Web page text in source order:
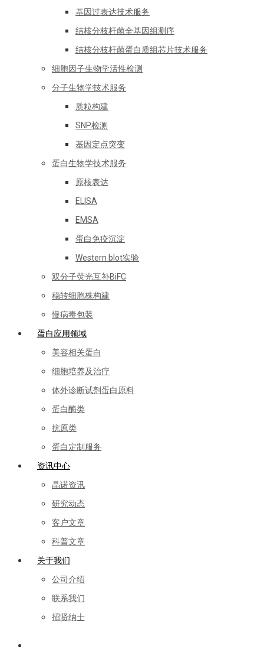
基因过表达技术服务
结核分枝杆菌全基因组测序
结核分枝杆菌蛋白质组芯片技术服务
细胞因子生物学活性检测
分子生物学技术服务
质粒构建
SNP检测
基因定点突变
蛋白生物学技术服务
原核表达
ELISA
EMSA
蛋白免疫沉淀
Western blot实验
双分子荧光互补BiFC
稳转细胞株构建
慢病毒包装
蛋白应用领域
美容相关蛋白
细胞培养及治疗
体外诊断试剂蛋白原料
蛋白酶类
抗原类
蛋白定制服务
资讯中心
晶诺资讯
研究动态
客户文章
科普文章
关于我们
公司介绍
联系我们
招贤纳士